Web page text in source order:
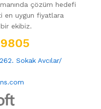
çözüm hedefi
en uygun fiyatlara
ekibiz.
Sokak Avcılar/